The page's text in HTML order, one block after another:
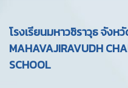
โรงเรียนมหาวชิราวุธ จังห
MAHAVAJIRAVUDH
SCHOOL